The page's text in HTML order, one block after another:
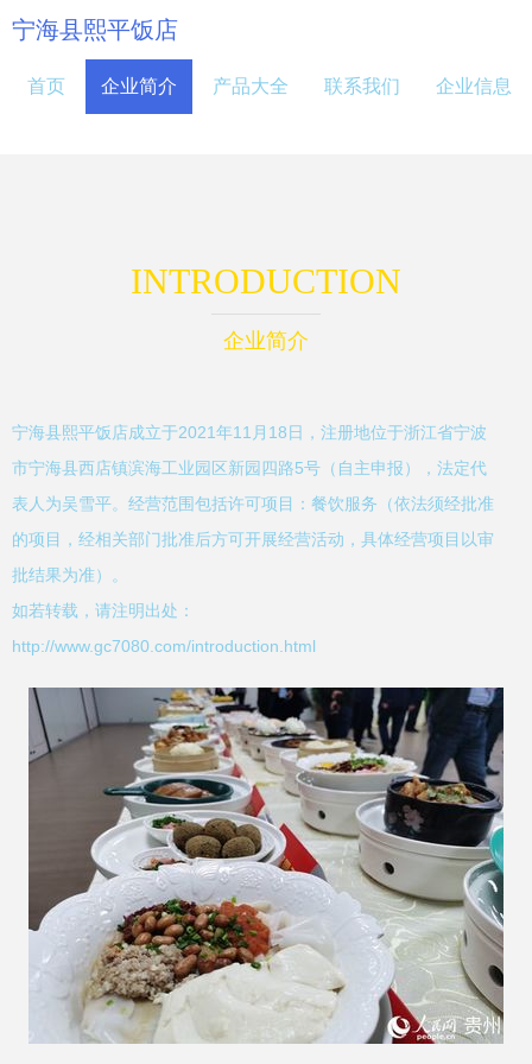
宁海县熙平饭店
首页 企业简介 产品大全 联系我们 企业信息
INTRODUCTION
企业简介
宁海县熙平饭店成立于2021年11月18日，注册地位于浙江省宁波
市宁海县西店镇滨海工业园区新园四路5号（自主申报），法定代
表人为吴雪平。经营范围包括许可项目：餐饮服务（依法须经批准
的项目，经相关部门批准后方可开展经营活动，具体经营项目以审
批结果为准）。
如若转载，请注明出处：
http://www.gc7080.com/introduction.html